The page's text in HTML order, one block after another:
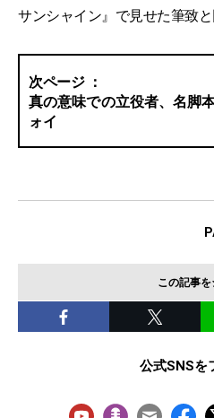
サンシャイン』で見せた筆致と
真の意味での立役者、名脚
ォイ
この記事
公式SNSを